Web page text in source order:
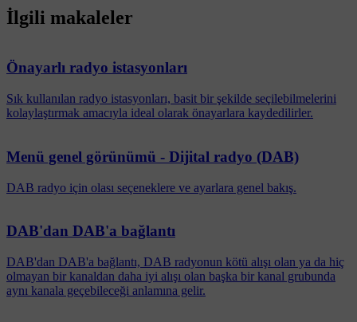
İlgili makaleler
Önayarlı radyo istasyonları
Sık kullanılan radyo istasyonları, basit bir şekilde seçilebilmelerini
kolaylaştırmak amacıyla ideal olarak önayarlara kaydedilirler.
Menü genel görünümü - Dijital radyo (DAB)
DAB radyo için olası seçeneklere ve ayarlara genel bakış.
DAB'dan DAB'a bağlantı
DAB'dan DAB'a bağlantı, DAB radyonun kötü alışı olan ya da hiç
olmayan bir kanaldan daha iyi alışı olan başka bir kanal grubunda
aynı kanala geçebileceği anlamına gelir.